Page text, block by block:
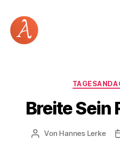
Breite Sein
Beitragsautor
Von Hannes Lerke